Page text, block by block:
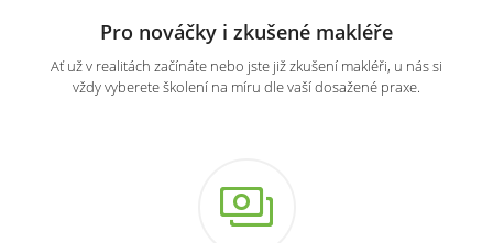
Pro nováčky i zkušené makléře
Ať už v realitách začínáte nebo jste již zkušení makléři, u nás si
vždy vyberete školení na míru dle vaší dosažené praxe.